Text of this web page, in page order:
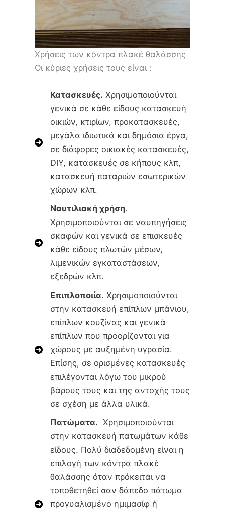
Χρήσεις των κόντρα πλακέ θαλάσσης
Οι κύριες χρήσεις τους είναι :
Κατασκευές. Χρησιμοποιούνται
γενικά σε κάθε είδους κατασκευή
οικιών, κτιρίων, προκατασκευές,
μεγάλα ιδιωτικά και δημόσια έργα,
σε διάφορες οικιακές κατασκευές,
DΙΥ, κατασκευές σε κήπους κλπ,
κατασκευή παταριών εσωτερικών
χώρων κλπ.
Ναυτιλιακή χρήση.
Χρησιμοποιούνται σε ναυπηγήσεις
σκαφών και γενικά σε επισκευές
κάθε είδους πλωτών μέσων,
λιμενικών εγκαταστάσεων,
εξεδρών κλπ.
Επιπλοποιία. Χρησιμοποιούνται
στην κατασκευή επίπλων μπάνιου,
επίπλων κουζίνας και γενικά
επίπλων που προορίζονται για
χώρους με αυξημένη υγρασία.
Επίσης, σε ορισμένες κατασκευές
επιλέγονται λόγω του μικρού
βάρους τους και της αντοχής τους
σε σχέση με άλλα υλικά.
Πατώματα. Χρησιμοποιούνται
στην κατασκευή πατωμάτων κάθε
είδους. Πολύ διαδεδομένη είναι η
επιλογή των κόντρα πλακέ
θαλάσσης όταν πρόκειται να
τοποθετηθεί σαν δάπεδο πάτωμα
προγυαλισμένο ημιμασίφ ή